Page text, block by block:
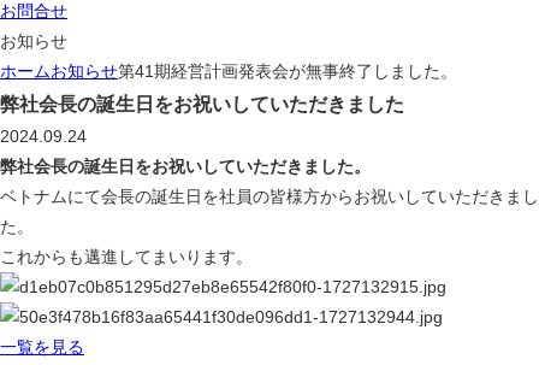
お問合せ
お知らせ
ホームお知らせ第41期経営計画発表会が無事終了しました。
弊社会長の誕生日をお祝いしていただきました
2024.09.24
弊社会長の誕生日をお祝いしていただきました。
ベトナムにて会長の誕生日を社員の皆様方からお祝いしていただきまし
た。
これからも邁進してまいります。
一覧を見る